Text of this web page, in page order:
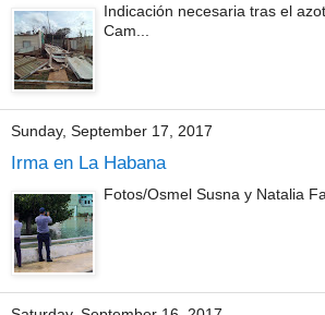
Indicación necesaria tras el
Cam...
Sunday, September 17, 2017
Irma en La Habana
Fotos/Osmel Susna y Natalia